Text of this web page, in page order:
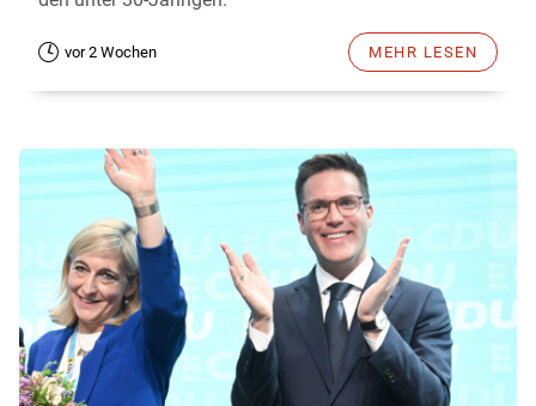
vor 2 Wochen MEHR LESEN